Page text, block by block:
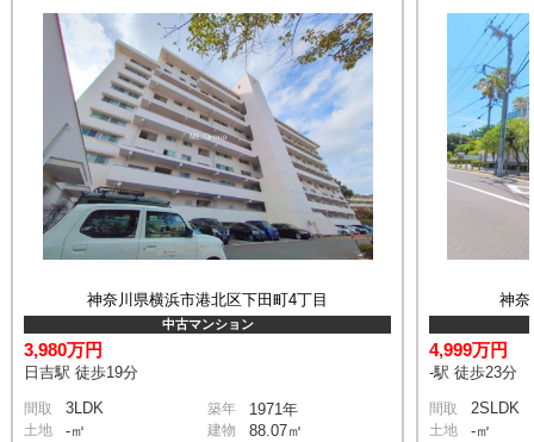
神奈川県横浜市港北区下田町4丁目
中古マンション
3,980万円
日吉駅 徒歩19分
間取 3LDK 築年 1971年
土地 -㎡ 建物 88.07㎡
神奈
4,999万円
-駅 徒歩23分
間取 2SLDK
土地 -㎡